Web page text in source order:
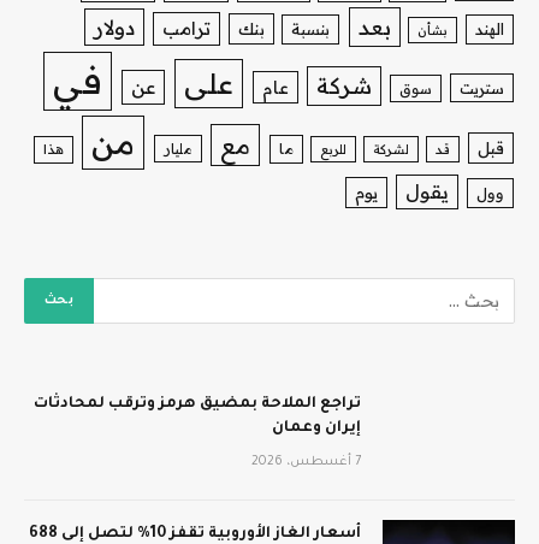
الهند بشأن بعد بنسبة بنك ترامب دولار
ستريت سوق شركة عام على عن في
قبل قد لشركة للربع ما مع مليار من هذا
وول يقول يوم
تراجع الملاحة بمضيق هرمز وترقب لمحادثات
إيران وعمان
7 أغسطس، 2026
أسعار الغاز الأوروبية تقفز 10% لتصل إلى 688